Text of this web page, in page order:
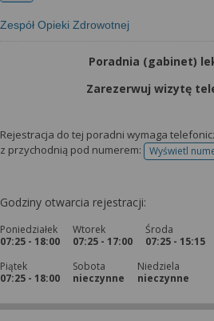
Zespół Opieki Zdrowotnej
Poradnia (gabinet)
Zarezerwuj wizytę
Rejestracja do tej poradni wymaga
z przychodnią pod numerem:
Wyświetl
Godziny otwarcia rejestracji:
Poniedziałek
07:25 - 18:00
Wtorek
07:25 - 17:00
Środa
07:25 - 15:15
Piątek
07:25 - 18:00
Sobota
nieczynne
Niedziela
nieczynne